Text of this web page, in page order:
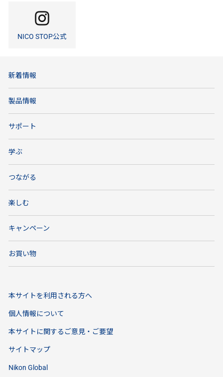
NICO STOP公式
新着情報
製品情報
サポート
学ぶ
つながる
楽しむ
キャンペーン
お買い物
本サイトを利用される方へ
個人情報について
本サイトに関するご意見・ご要望
サイトマップ
Nikon Global